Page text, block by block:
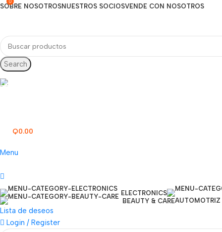
SOBRE NOSOTROSNUESTROS SOCIOSVENDE CON NOSOTROS
Search
Q0.00
Menu
ELECTRONICS
BEAUTY & CAREAUTOMOTRIZ
Lista de deseos
Login / Register
0